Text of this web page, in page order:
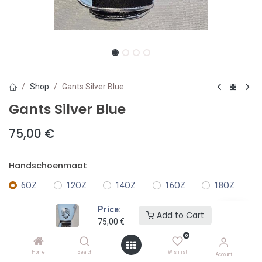
Price:
75,00 €
Add to Cart
Home Search
0
Wishlist Account
Shop Gants Silver Blue
Gants Silver Blue
75,00 €
Handschoenmaat
6OZ 12OZ 14OZ 16OZ 18OZ
Add to Cart
Toevoegen aan verlanglijst